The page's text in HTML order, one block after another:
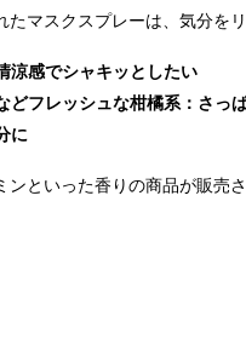
マスクスプレーは、気分を
涼感でシャキッとしたい
どフレッシュな柑橘系：さっ
に
といった香りの商品が販売さ